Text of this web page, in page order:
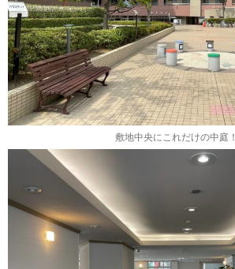
敷地中央にこれだけの中庭！